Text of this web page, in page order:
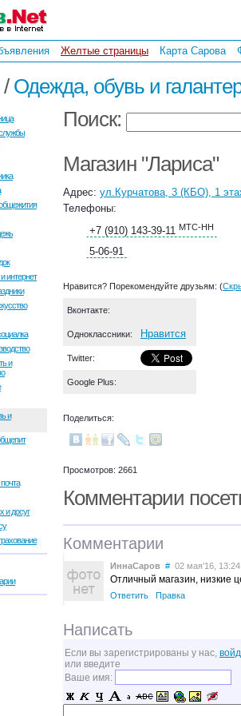
Желтые страницы Карта Сарова
Одежда, обувь и
интернет
и
и
и досуг
Поиск:
Магазин "Лариса"
Адрес: ул.Курчатова, 3 (КБО), 1
Телефоны:
+7 (910) 143-39-11 МТС-НН
5-06-91
Нравится? Порекомендуйте друзьям: (
Вконтакте:
Одноклассники: Нравится
Twitter:
Google Plus:
Поделиться:
Просмотров: 2661
Комментарии
Комментарии
ИннаСаров # 02 мая’16, 13:24
Отличный магазин, низкие
Ответить Правка
Написать
Если вы зарегистрированы у нас,
или введите
Ваше имя: